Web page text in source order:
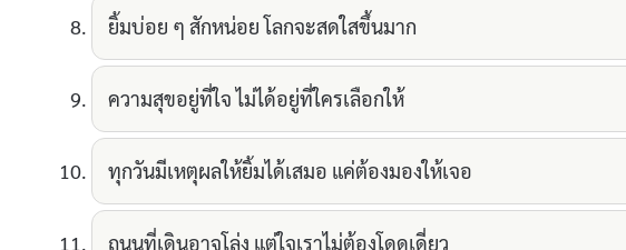
ยิ้มบ่อย ๆ สักหน่อย โลกจะสดใสขึ้นมาก
ความสุขอยู่ที่ใจ ไม่ได้อยู่ที่ใครเลือกให้
ทุกวันมีเหตุผลให้ยิ้มได้เสมอ แค่ต้องมองให้เจอ
ถนนที่เดินอาจโล่ง แต่ใจเราไม่ต้องโดดเดี่ยว